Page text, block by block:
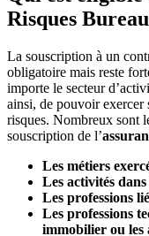
Risques
La souscription à un
obligatoire mais reste
importe le secteur
ainsi, de pouvoir exercer
risques. Nombreux sont
souscription de l’
Les métiers
Les activités
Les professions
Les professions
immobilier ou les